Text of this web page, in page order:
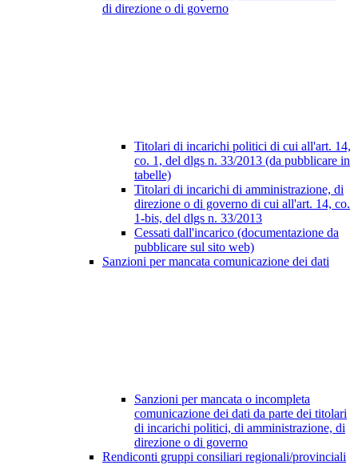
di direzione o di governo
Titolari di incarichi politici di cui all'art. 14,
co. 1, del dlgs n. 33/2013 (da pubblicare in
tabelle)
Titolari di incarichi di amministrazione, di
direzione o di governo di cui all'art. 14, co.
1-bis, del dlgs n. 33/2013
Cessati dall'incarico (documentazione da
pubblicare sul sito web)
Sanzioni per mancata comunicazione dei dati
Sanzioni per mancata o incompleta
comunicazione dei dati da parte dei titolari
di incarichi politici, di amministrazione, di
direzione o di governo
Rendiconti gruppi consiliari regionali/provinciali